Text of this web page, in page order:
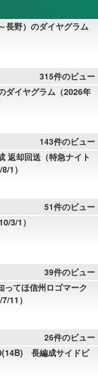
長野）のダイヤグラム
315件のビュー
ダイヤグラム（2026年
143件のビュー
返却回送（特急ナイト
1）
51件のビュー
3/1）
39件のビュー
てほ信州ロゴマーク
11）
26件のビュー
長編成サイドビ